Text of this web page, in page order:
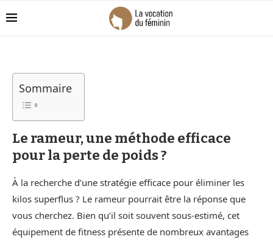
Sommaire
Le rameur, une méthode efficace
pour la perte de poids ?
À la recherche d’une stratégie efficace pour éliminer les
kilos superflus ? Le rameur pourrait être la réponse que
vous cherchez. Bien qu’il soit souvent sous-estimé, cet
équipement de fitness présente de nombreux avantages